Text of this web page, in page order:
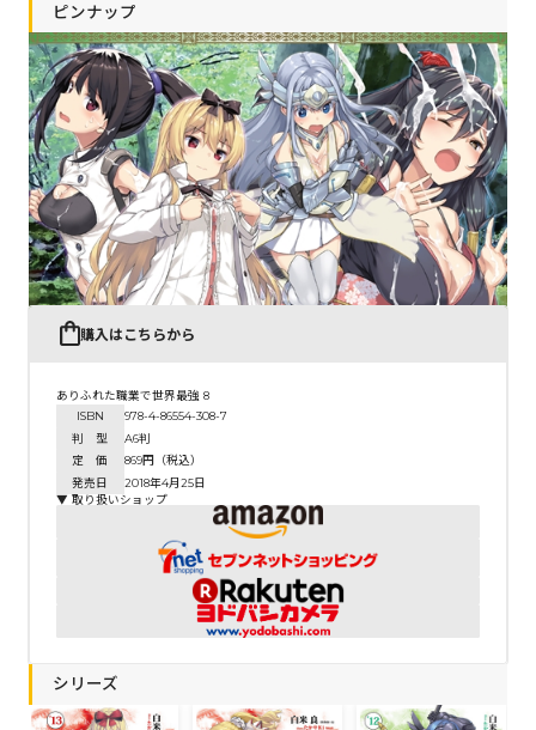
ピンナップ
購入はこちらから
ありふれた職業で世界最強 8
ISBN
978-4-86554-308-7
判 型
A6判
定 価
869円（税込）
発売日
2018年4月25日
▼ 取り扱いショップ
シリーズ